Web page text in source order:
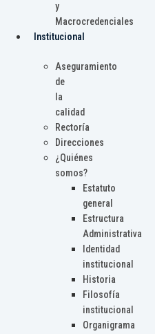
y
Macrocredenciales
Institucional
Aseguramiento
de
la
calidad
Rectoría
Direcciones
¿Quiénes
somos?
Estatuto
general
Estructura
Administrativa
Identidad
institucional
Historia
Filosofía
institucional
Organigrama